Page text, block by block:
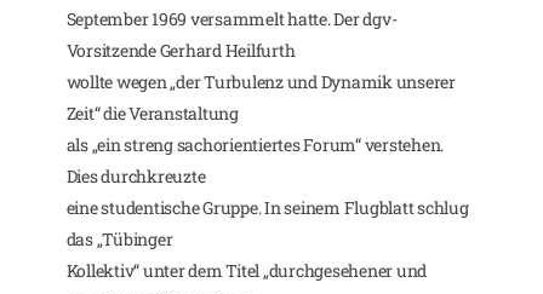
September 1969 versammelt hatte. Der dgv-
Vorsitzende Gerhard Heilfurth
wollte wegen „der Turbulenz und Dynamik unserer
Zeit“ die Veranstaltung
als „ein streng sachorientiertes Forum“ verstehen.
Dies durchkreuzte
eine studentische Gruppe. In seinem Flugblatt schlug
das „Tübinger
Kollektiv“ unter dem Titel „durchgesehener und